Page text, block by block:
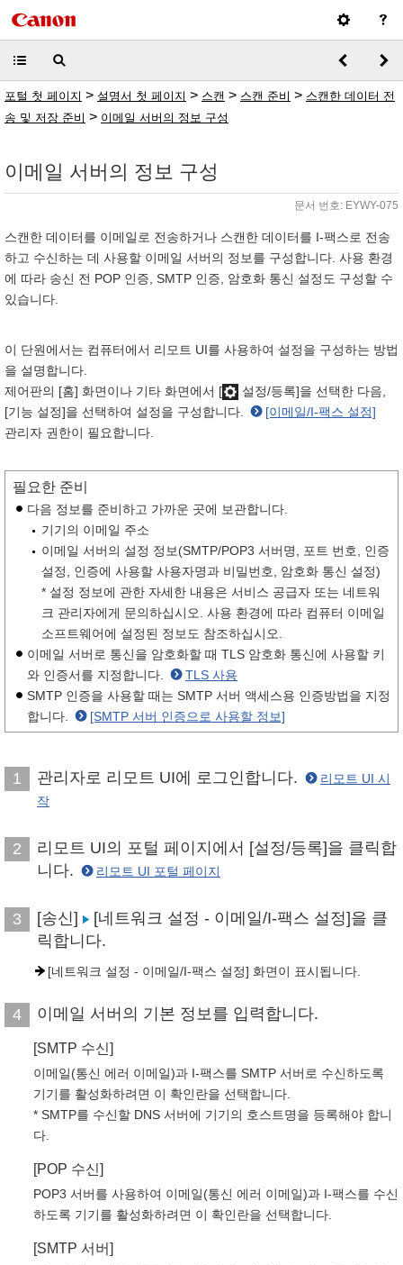
포털 첫 페이지 > 설명서 첫 페이지 > 스캔 > 스캔 준비 > 스캔한 데이터 전
송 및 저장 준비 > 이메일 서버의 정보 구성
이메일 서버의 정보 구성
문서 번호: EYWY-075
스캔한 데이터를 이메일로 전송하거나 스캔한 데이터를 I-팩스로 전송
하고 수신하는 데 사용할 이메일 서버의 정보를 구성합니다. 사용 환경
에 따라 송신 전 POP 인증, SMTP 인증, 암호화 통신 설정도 구성할 수
있습니다.
이 단원에서는 컴퓨터에서 리모트 UI를 사용하여 설정을 구성하는 방법
을 설명합니다.
제어판의 [홈] 화면이나 기타 화면에서 [
설정/등록]을 선택한 다음,
[기능 설정]을 선택하여 설정을 구성합니다.
[이메일/I-팩스 설정]
관리자 권한이 필요합니다.
필요한 준비
다음 정보를 준비하고 가까운 곳에 보관합니다.
기기의 이메일 주소
이메일 서버의 설정 정보(SMTP/POP3 서버명, 포트 번호, 인증
설정, 인증에 사용할 사용자명과 비밀번호, 암호화 통신 설정)
* 설정 정보에 관한 자세한 내용은 서비스 공급자 또는 네트워
크 관리자에게 문의하십시오. 사용 환경에 따라 컴퓨터 이메일
소프트웨어에 설정된 정보도 참조하십시오.
이메일 서버로 통신을 암호화할 때 TLS 암호화 통신에 사용할 키
와 인증서를 지정합니다.
TLS 사용
SMTP 인증을 사용할 때는 SMTP 서버 액세스용 인증방법을 지정
합니다.
[SMTP 서버 인증으로 사용할 정보]
1 관리자로 리모트 UI에 로그인합니다.
리모트 UI 시
작
2
리모트 UI의 포털 페이지에서 [설정/등록]을 클릭합
니다.
리모트 UI 포털 페이지
3 [송신]
[네트워크 설정 - 이메일/I-팩스 설정]을 클
릭합니다.
[네트워크 설정 - 이메일/I-팩스 설정] 화면이 표시됩니다.
4 이메일 서버의 기본 정보를 입력합니다.
[SMTP 수신]
이메일(통신 에러 이메일)과 I-팩스를 SMTP 서버로 수신하도록
기기를 활성화하려면 이 확인란을 선택합니다.
* SMTP를 수신할 DNS 서버에 기기의 호스트명을 등록해야 합니
다.
[POP 수신]
POP3 서버를 사용하여 이메일(통신 에러 이메일)과 I-팩스를 수신
하도록 기기를 활성화하려면 이 확인란을 선택합니다.
[SMTP 서버]